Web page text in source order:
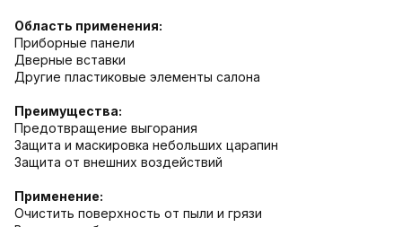
Область применения:
Приборные панели
Дверные вставки
Другие пластиковые элементы салона
Преимущества:
Предотвращение выгорания
Защита и маскировка небольших царапин
Защита от внешних воздействий
Применение:
Очистить поверхность от пыли и грязи